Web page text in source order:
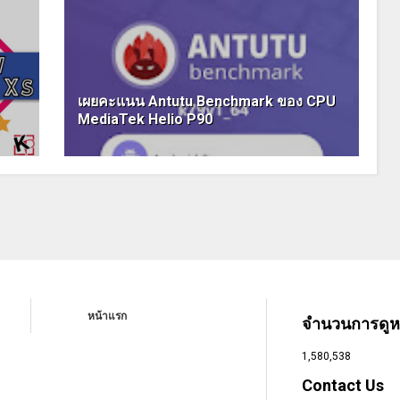
เผยคะแนน Antutu Benchmark ของ CPU
MediaTek Helio P90
หน้าแรก จำนวนการดู
1,580,538
Contact Us